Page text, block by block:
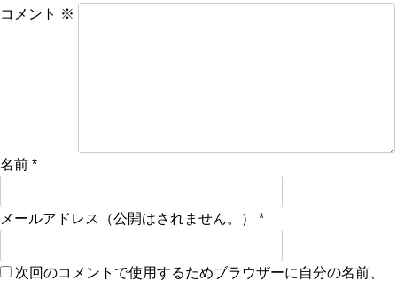
コメント ※
名前 *
メールアドレス（公開はされません。） *
次回のコメントで使用するためブラウザーに自分の名前、